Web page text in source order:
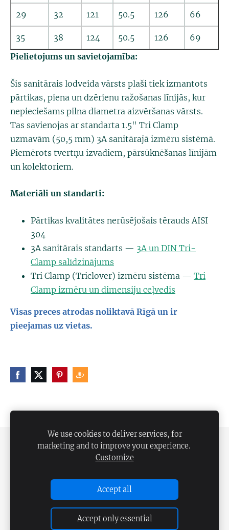
29 32 121 50.5 126 66
35 38 124 50.5 126
69
Pielietojums un savietojamība:
Šis sanitārais lodveida vārsts plaši tiek izmantots
pārtikas, piena un dzērienu ražošanas līnijās, kur
nepieciešams pilna diametra aizvēršanas vārsts.
Tas savienojas ar standarta 1.5" Tri Clamp
uzmavām (50,5 mm) 3A sanitārajā izmēru sistēmā.
Piemērots tvertņu izvadiem, pārsūknēšanas līnijām
un kolektoriem.
Materiāli un standarti:
Pārtikas kvalitātes nerūsējošais tērauds AISI
304
3A sanitārais standarts — 3A un DIN Tri-
Clamp salīdzinājums
Tri Clamp (Triclover) izmēru sistēma — Tri
Clamp izmēru un dimensiju ceļvedis
Visas preces atrodas noliktavā Rīgā un ir
pieejamas uz vietas.
PRIVĀTUMA POLITIKA
DISTANCES LĪGUMS
SĪKDATNES
We use cookies to deliver services, for
marketing and to improve your experience.
Customize
Accept all
Accept only essential